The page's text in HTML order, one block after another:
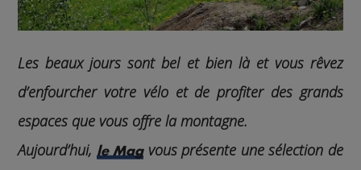
Les beaux jours sont bel et bien là et vous rêvez
d’enfourcher votre vélo et de profiter des grands
espaces que vous offre la montagne.
Aujourd’hui, le Magvous présente une sélection de